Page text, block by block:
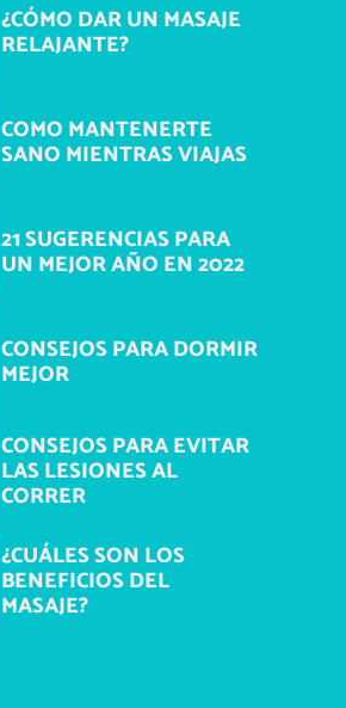
¿CÓMO DAR UN MASAJE
RELAJANTE?
COMO MANTENERTE
SANO MIENTRAS VIAJAS
21 SUGERENCIAS PARA
UN MEJOR AÑO EN 2022
CONSEJOS PARA DORMIR
MEJOR
CONSEJOS PARA EVITAR
LAS LESIONES AL
CORRER
¿CUÁLES SON LOS
BENEFICIOS DEL
MASAJE?